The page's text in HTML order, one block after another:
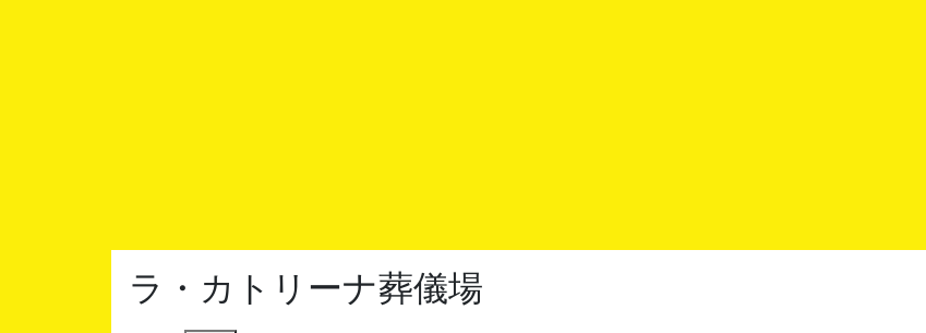
ラ・カトリーナ葬儀場